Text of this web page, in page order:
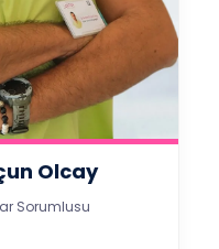
Olcay
Sorumlusu